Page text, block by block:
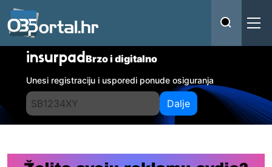
insurpadBrzo i digitalno
Unesi registraciju i usporedi ponude osiguranja
Dalje